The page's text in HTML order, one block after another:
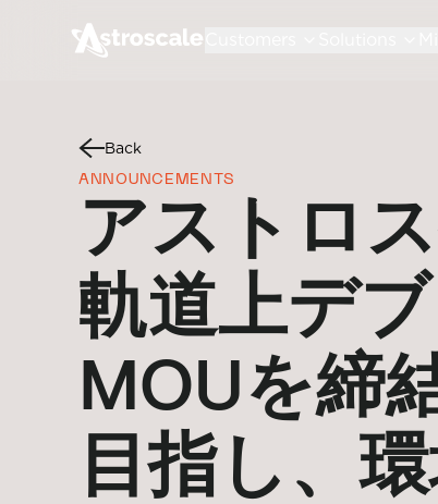
Back
ANNOUNCEMENTS
アストロ
軌道上デ
MOUを締
目指し、